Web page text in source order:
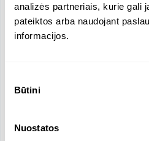
analizės partneriais, kurie gali
pateiktos arba naudojant
informacijos.
pasirinkimas
Būtini
Nuostatos
Funkcijos ir
klientams reikalingas
Kas mėnesį parengti